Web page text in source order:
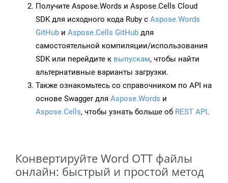
Получите Aspose.Words и Aspose.Cells Cloud
SDK для исходного кода Ruby с Aspose.Words
GitHub и Aspose.Cells GitHub для
самостоятельной компиляции/использования
SDK или перейдите к выпускам, чтобы найти
альтернативные варианты загрузки.
Также ознакомьтесь со справочником по API на
основе Swagger для Aspose.Words и
Aspose.Cells, чтобы узнать больше об REST API.
Конвертируйте Word OTT файлы
онлайн: быстрый и простой метод